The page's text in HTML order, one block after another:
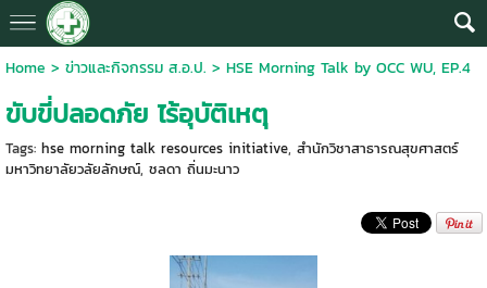
Home > ข่าวและกิจกรรม ส.อ.ป. > HSE Morning Talk by OCC WU, EP.4
ขับขี่ปลอดภัย ไร้อุบัติเหตุ
Tags: hse morning talk resources initiative, สำนักวิชาสาธารณสุขศาสตร์
มหาวิทยาลัยวลัยลักษณ์, ชลดา ถิ่นมะนาว